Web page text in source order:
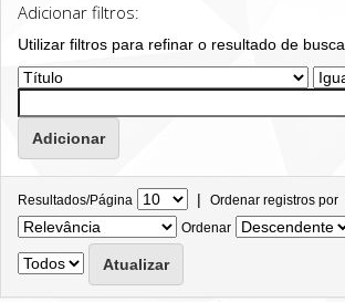
Adicionar filtros:
Utilizar filtros para refinar o resultado de busca.
Resultados/Página | Ordenar registros por
Ordenar